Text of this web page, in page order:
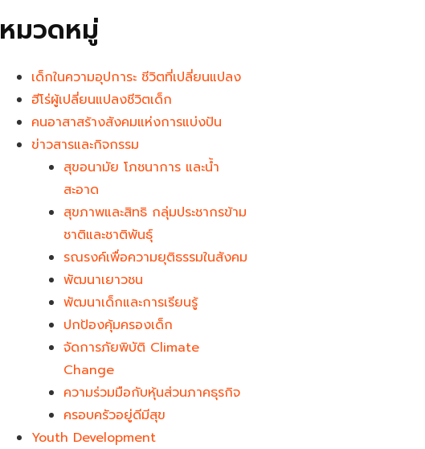
หมวดหมู่
เด็กในความอุปการะ ชีวิตที่เปลี่ยนแปลง
ฮีโร่ผู้เปลี่ยนแปลงชีวิตเด็ก
คนอาสาสร้างสังคมแห่งการแบ่งปัน
ข่าวสารและกิจกรรม
สุขอนามัย โภชนาการ และน้ำ
สะอาด
สุขภาพและสิทธิ กลุ่มประชากรข้าม
ชาติและชาติพันธุ์
รณรงค์เพื่อความยุติธรรมในสังคม
พัฒนาเยาวชน
พัฒนาเด็กและการเรียนรู้
ปกป้องคุ้มครองเด็ก
จัดการภัยพิบัติ Climate
Change
ความร่วมมือกับหุ้นส่วนภาคธุรกิจ
ครอบครัวอยู่ดีมีสุข
Youth Development​